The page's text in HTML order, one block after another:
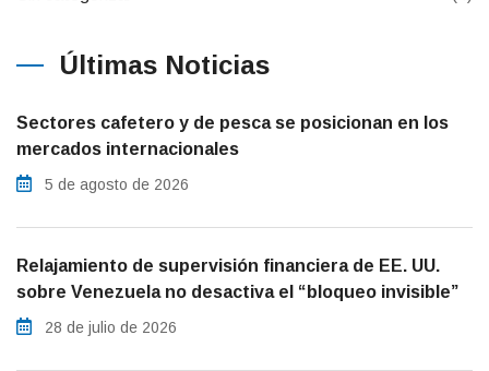
Últimas Noticias
Sectores cafetero y de pesca se posicionan en los
mercados internacionales
5 de agosto de 2026
Relajamiento de supervisión financiera de EE. UU.
sobre Venezuela no desactiva el “bloqueo invisible”
28 de julio de 2026